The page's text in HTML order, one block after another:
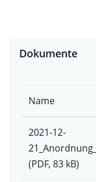
Dokumente
Name
2021-12-
(PDF, 83 kB)